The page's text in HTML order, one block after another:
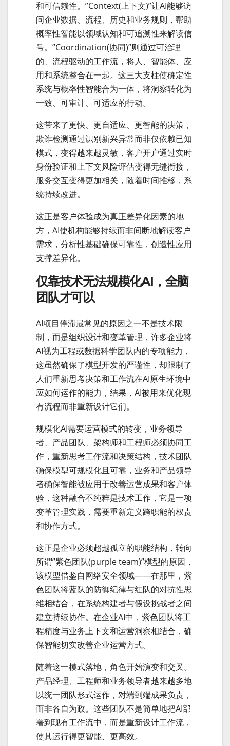
和可信赖性。”Context(上下文)”让AI能够访
问企业数据、流程、历史和业务规则，帮助
概率性智能以领域认知和可追溯性来解读信
号。”Coordination(协同)”则通过可治理
的、流程驱动的工作流，将人、智能体、应
用和系统整合在一起。这三大支柱使确定性
系统与概率性智能合为一体，将洞察转化为
一致、可审计、可适应的行动。
这带来了更快、更自适应、更智能的决策，
欺诈检测通过识别新兴异常而非仅依赖已知
模式，变得越来越灵敏，客户开户通过实时
身份验证和上下文风险评估变得无缝衔接，
服务交互变得更加相关，随着时间推移，系
统持续改进。
这正是客户体验成为真正差异化因素的地
方，AI使机构能够持续而非间断地解读客户
需求，分析性基础确保可靠性，创造性应用
支撑差异化。
仅靠技术无法规模化AI，全脑
团队才可以
AI项目停滞最常见的原因之一不是技术限
制，而是组织设计和变革管理，许多企业将
AI视为工程或数据科学团队内的专项能力，
这虽然确保了模型开发的严谨性，却限制了
人们重新思考决策和工作流在AI原生环境中
应如何运作的能力，结果，AI被用来优化现
有流程而非重新设计它们。
规模化AI需要运营模式的转变，业务领导
者、产品团队、架构师和工程师必须协同工
作，重新思考工作流和决策结构，技术团队
确保模型可规模化且可靠，业务和产品领导
者确保智能被应用于改善运营成果和客户体
验，这种融合不纯粹是技术工作，它是一项
变革管理实践，需要重新定义跨职能的权责
和协作方式。
这正是企业必须超越孤立的职能结构，转向
所谓”紫色团队(purple team)”模型的原因，
该模型借鉴自网络安全领域——在那里，紫
色团队将蓝队的防御纪律与红队的对抗性思
维相结合，在系统构建者与假设挑战者之间
建立持续协作。在企业AI中，紫色团队将工
程精度与业务上下文和运营洞察相结合，确
保智能切实改善企业运营方式。
随着这一模式落地，角色开始演变和交叉。
产品经理、工程师和业务领导者越来越多地
以统一团队形式运作，对端到端成果负责，
而非各自为政。这些团队不是简单地把AI部
署到现有工作流中，而是重新设计工作流，
使其运行得更智能、更高效。